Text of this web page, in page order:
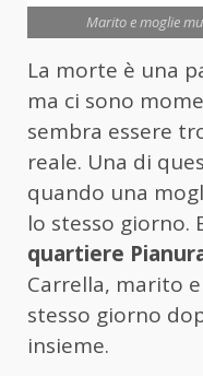
Marito e moglie
La morte è una
ma ci sono
sembra essere
reale. Una di
quando una
lo stesso giorno.
quartiere
Carrella, marito
stesso giorno
insieme.